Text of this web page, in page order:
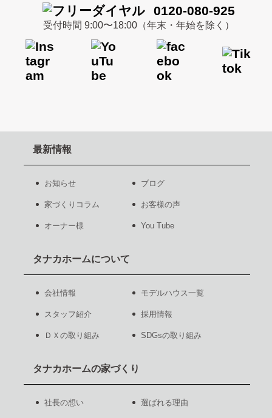
0120-080-925
受付時間 9:00〜18:00（年末・年始を除く）
最新情報
お知らせ ブログ
家づくりコラム お客様の声
オーナー様 You Tube
タナカホームについて
会社情報 モデルハウス一覧
スタッフ紹介 採用情報
ＤＸの取り組み SDGsの取り組み
タナカホームの家づくり
社長の想い 選ばれる理由